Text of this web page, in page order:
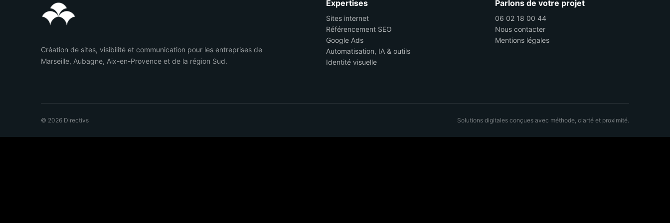
Création de sites, visibilité et communication pour les entreprises de
Marseille, Aubagne, Aix-en-Provence et de la région Sud.
Expertises
Sites internet
Référencement SEO
Google Ads
Automatisation, IA & outils
Identité visuelle
Parlons de votre projet
06 02 18 00 44
Nous contacter
Mentions légales
© 2026 Directivs Solutions digitales conçues avec méthode, clarté et proximité.